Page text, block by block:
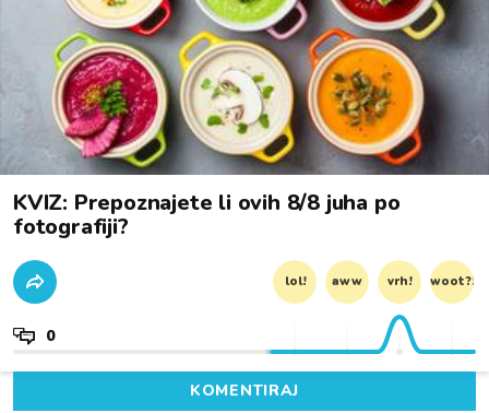
KVIZ: Prepoznajete li ovih 8/8 juha po
fotografiji?
lol! aww vrh! woot?!
0
KOMENTIRAJ